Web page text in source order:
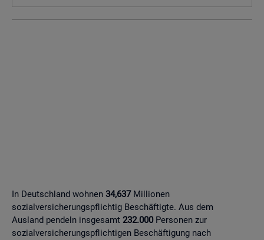
In Deutschland wohnen 34,637Millionen
sozialversicherungspflichtig Beschäftigte. Aus dem
Ausland pendeln insgesamt 232.000Personen zur
sozialversicherungspflichtigen Beschäftigung nach